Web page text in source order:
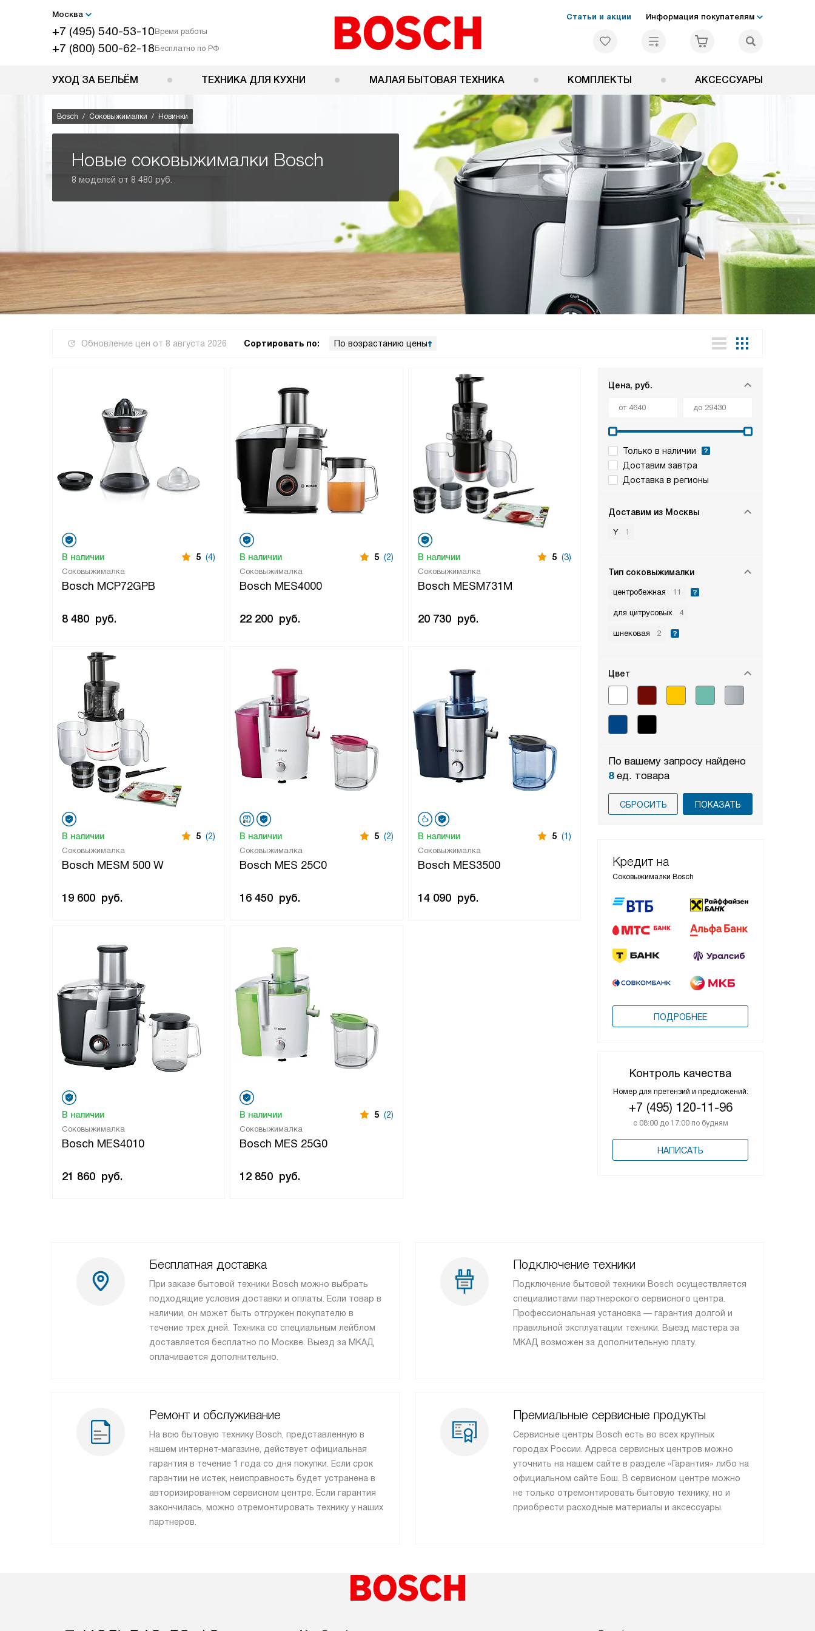
Москва
+7 (495) 540-53-10Время работы
+7 (800) 500-62-18Бесплатно по РФ
Статьи и акции Информация покупателям
УХОД ЗА БЕЛЬЁМ ТЕХНИКА ДЛЯ КУХНИ МАЛАЯ БЫТОВАЯ ТЕХНИКА КОМПЛЕКТЫ АКСЕССУАРЫ
Bosch Соковыжималки Новинки
Новые соковыжималки Bosch
8 моделей от 8 480 руб.
Обновление цен от 8 августа 2026 Сортировать по: По возрастанию цены
Цена, руб.
Только в наличии
Доставим завтра
Доставка в регионы
Доставим из Москвы
Y 1
Тип соковыжималки
центробежная 11
для цитрусовых 4
шнековая 2
Цвет
По вашему запросу найдено
8ед. товара
СБРОСИТЬ
Кредит на
Соковыжималки Bosch
ПОДРОБНЕЕ
Контроль качества
Номер для претензий и предложений:
+7 (495) 120-11-96
с 08:00 до 17:00 по будням
НАПИСАТЬ
Соковыжималка
Bosch MCP72GPB
В наличии 5 (4)
8 480 руб.
Соковыжималка
Bosch MES4000
В наличии 5 (2)
22 200 руб.
Соковыжималка
Bosch MESM731M
В наличии 5 (3)
20 730 руб.
Соковыжималка
Bosch MESM 500 W
В наличии 5 (2)
19 600 руб.
Соковыжималка
Bosch MES 25C0
В наличии 5 (2)
16 450 руб.
Соковыжималка
Bosch MES3500
В наличии 5 (1)
14 090 руб.
Соковыжималка
Bosch MES4010
В наличии
21 860 руб.
Соковыжималка
Bosch MES 25G0
В наличии 5 (2)
12 850 руб.
Бесплатная доставка
При заказе бытовой техники Bosch можно выбрать
подходящие условия доставки и оплаты. Если товар в
наличии, он может быть отгружен покупателю в
течение трех дней. Техника со специальным лейблом
доставляется бесплатно по Москве. Выезд за МКАД
оплачивается дополнительно.
Подключение техники
Подключение бытовой техники Bosch осуществляется
специалистами партнерского сервисного центра.
Профессиональная установка — гарантия долгой и
правильной эксплуатации техники. Выезд мастера за
МКАД возможен за дополнительную плату.
Ремонт и обслуживание
На всю бытовую технику Bosch, представленную в
нашем интернет-магазине, действует официальная
гарантия в течение 1 года со дня покупки. Если срок
гарантии не истек, неисправность будет устранена в
авторизированном сервисном центре. Если гарантия
закончилась, можно отремонтировать технику у наших
партнеров.
Премиальные сервисные продукты
Сервисные центры Bosch есть во всех крупных
городах России. Адреса сервисных центров можно
уточнить на нашем сайте в разделе «Гарантия» либо на
официальном сайте Бош. В сервисном центре можно
не только отремонтировать бытовую технику, но и
приобрести расходные материалы и аксессуары.